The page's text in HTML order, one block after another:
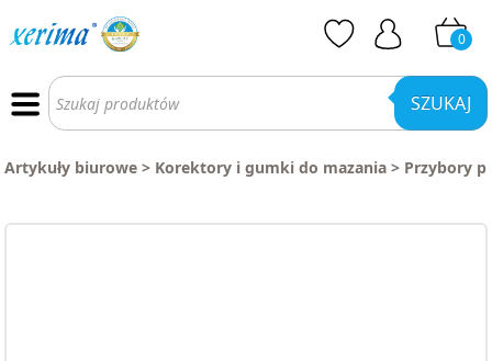
0
Wyszukiwarka
produktów SZUKAJ
Artykuły biurowe > Korektory i gumki do mazania > Przybory